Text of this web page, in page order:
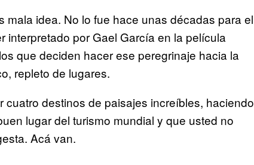
idea. No lo fue hace unas décadas para el
interpretado por Gael García en la película
que deciden hacer ese peregrinaje hacia la
repleto de lugares.
destinos de paisajes increíbles, haciendo
lugar del turismo mundial y que usted no
Acá van.